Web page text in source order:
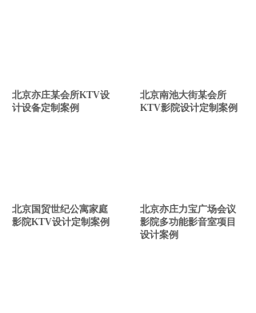
北京亦庄某会所KTV设
计设备定制案例
北京南池大街某会所
KTV影院设计定制案例
北京国贸世纪公寓家庭
影院KTV设计定制案例
北京亦庄力宝广场会议
影院多功能影音室项目
设计案例